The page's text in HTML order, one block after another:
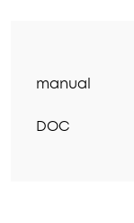
manual
DOC